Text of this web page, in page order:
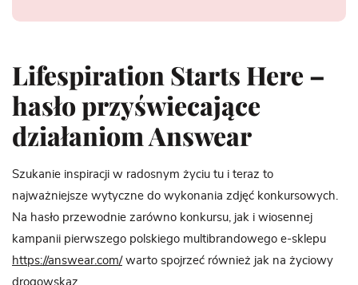
Lifespiration Starts Here –
hasło przyświecające
działaniom Answear
Szukanie inspiracji w radosnym życiu tu i teraz to
najważniejsze wytyczne do wykonania zdjęć konkursowych.
Na hasło przewodnie zarówno konkursu, jak i wiosennej
kampanii pierwszego polskiego multibrandowego e-sklepu
https://answear.com/warto spojrzeć również jak na życiowy
drogowskaz.